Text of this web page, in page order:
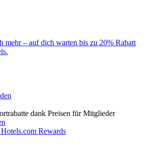
mehr – auf dich warten bis zu 20% Rabatt
dank Preisen für Mitglieder
Rewards